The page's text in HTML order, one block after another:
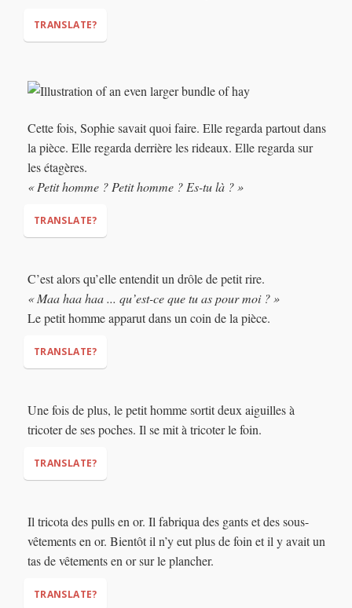
TRANSLATE?
Cette fois, Sophie savait quoi faire. Elle regarda partout dans
la pièce. Elle regarda derrière les rideaux. Elle regarda sur
les étagères.
« Petit homme ? Petit homme ? Es-tu là ? »
TRANSLATE?
"Little man? Little man? Are you here?"
C’est alors qu’elle entendit un drôle de petit rire.
« Maa haa haa ... qu’est-ce que tu as pour moi ? »
Le petit homme apparut dans un coin de la pièce.
TRANSLATE?
"Maa haa haa ... what do you have for me?"
Une fois de plus, le petit homme sortit deux aiguilles à
tricoter de ses poches. Il se mit à tricoter le foin.
TRANSLATE?
Il tricota des pulls en or. Il fabriqua des gants et des sous-
vêtements en or. Bientôt il n’y eut plus de foin et il y avait un
tas de vêtements en or sur le plancher.
TRANSLATE?